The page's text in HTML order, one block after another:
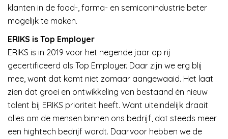
klanten in de food-, farma- en semiconindustrie beter
mogelijk te maken.
ERIKS is Top Employer
ERIKS is in 2019 voor het negende jaar op rij
gecertificeerd als Top Employer. Daar zijn we erg blij
mee, want dat komt niet zomaar aangewaaid. Het laat
zien dat groei en ontwikkeling van bestaand én nieuw
talent bij ERIKS prioriteit heeft. Want uiteindelijk draait
alles om de mensen binnen ons bedrijf, dat steeds meer
een hightech bedrijf wordt. Daarvoor hebben we de